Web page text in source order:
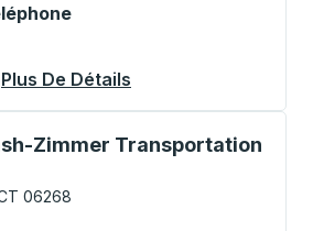
Plus De Détails
Zimmer Transportation
les touches fléchées ou la
06268